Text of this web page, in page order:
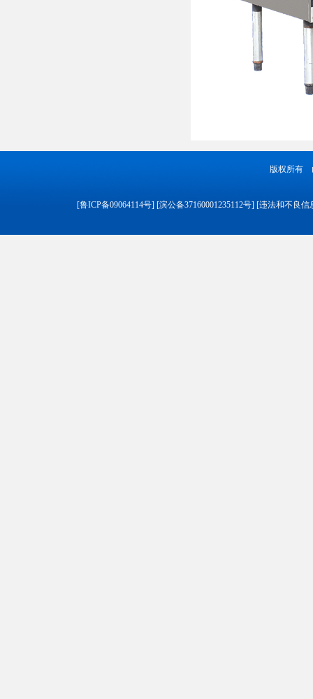
版权所有
[鲁ICP备09064114号] [滨公备37160001235112号] [违法和不良信